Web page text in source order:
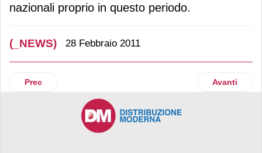
nazionali proprio in questo periodo.
(_NEWS) 28 Febbraio 2011
Articolo precedente: Zara potenzia l'e-commerce
Prec Articolo
Avanti